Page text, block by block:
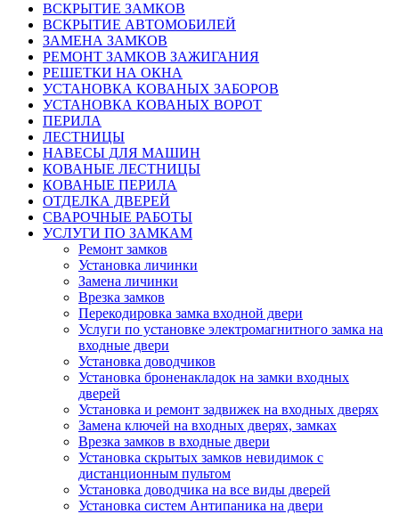
ВСКРЫТИЕ ЗАМКОВ
ВСКРЫТИЕ АВТОМОБИЛЕЙ
ЗАМЕНА ЗАМКОВ
РЕМОНТ ЗАМКОВ ЗАЖИГАНИЯ
РЕШЕТКИ НА ОКНА
УСТАНОВКА КОВАНЫХ ЗАБОРОВ
УСТАНОВКА КОВАНЫХ ВОРОТ
ПЕРИЛА
ЛЕСТНИЦЫ
НАВЕСЫ ДЛЯ МАШИН
КОВАНЫЕ ЛЕСТНИЦЫ
КОВАНЫЕ ПЕРИЛА
ОТДЕЛКА ДВЕРЕЙ
СВАРОЧНЫЕ РАБОТЫ
УСЛУГИ ПО ЗАМКАМ
Ремонт замков
Установка личинки
Замена личинки
Врезка замков
Перекодировка замка входной двери
Услуги по установке электромагнитного замка на
входные двери
Установка доводчиков
Установка броненакладок на замки входных
дверей
Установка и ремонт задвижек на входных дверях
Замена ключей на входных дверях, замках
Врезка замков в входные двери
Установка скрытых замков невидимок с
дистанционным пультом
Установка доводчика на все виды дверей
Установка систем Антипаника на двери